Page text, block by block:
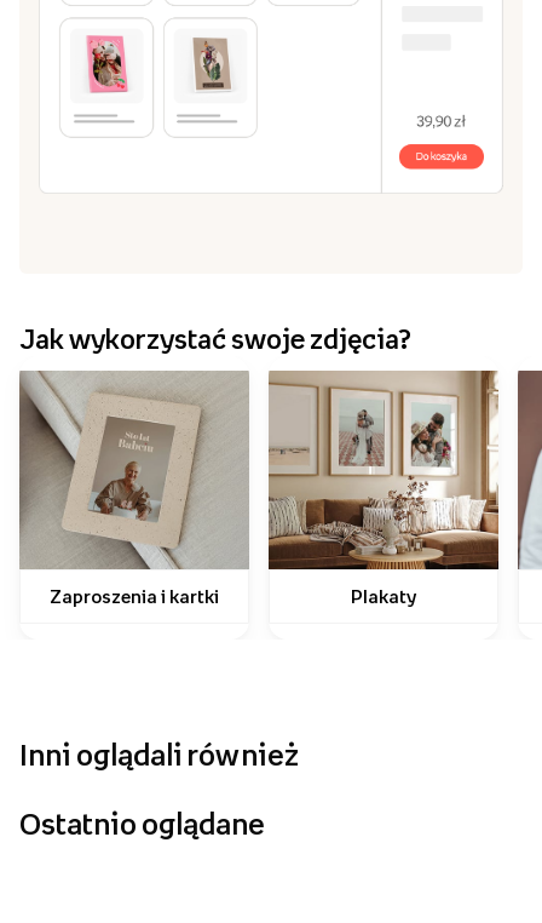
Jak wykorzystać swoje zdjęcia?
Zaproszenia i kartki Plakaty
Inni oglądali również
Ostatnio oglądane